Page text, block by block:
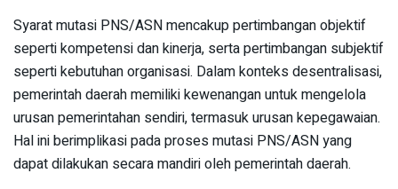
Syarat mutasi PNS/ASN mencakup pertimbangan objektif
seperti kompetensi dan kinerja, serta pertimbangan subjektif
seperti kebutuhan organisasi. Dalam konteks desentralisasi,
pemerintah daerah memiliki kewenangan untuk mengelola
urusan pemerintahan sendiri, termasuk urusan kepegawaian.
Hal ini berimplikasi pada proses mutasi PNS/ASN yang
dapat dilakukan secara mandiri oleh pemerintah daerah.